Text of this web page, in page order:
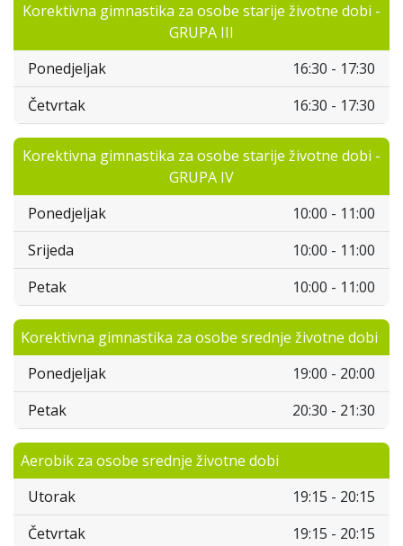
Korektivna gimnastika za osobe starije životne dobi -
GRUPA III
Ponedjeljak
16:30 - 17:30
Četvrtak
16:30 - 17:30
Korektivna gimnastika za osobe starije životne dobi -
GRUPA IV
Ponedjeljak
10:00 - 11:00
Srijeda
10:00 - 11:00
Petak
10:00 - 11:00
Korektivna gimnastika za osobe srednje životne dobi
Ponedjeljak
19:00 - 20:00
Petak
20:30 - 21:30
Aerobik za osobe srednje životne dobi
Utorak
19:15 - 20:15
Četvrtak
19:15 - 20:15